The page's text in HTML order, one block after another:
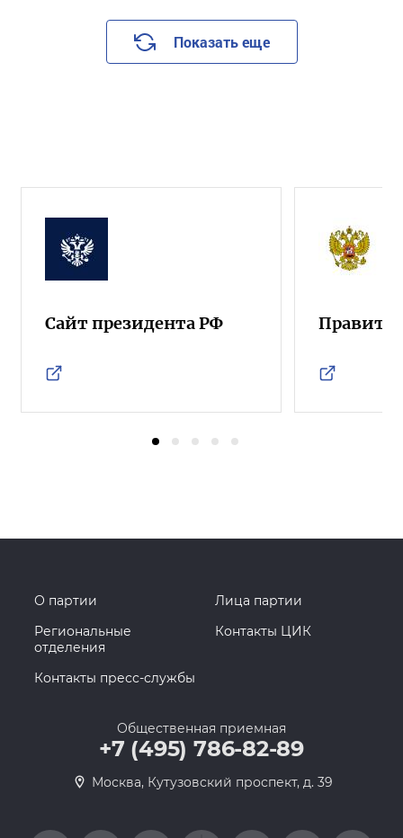
Показать еще
Сайт президента РФ
О партии
Лица партии
Региональные
отделения
Контакты ЦИК
Контакты пресс-службы
Общественная приемная
+7 (495) 786-82-89
Москва, Кутузовский проспект, д. 39